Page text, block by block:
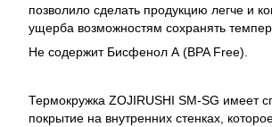
позволило сделать продукцию легче и
ущерба возможностям сохранять
Не содержит Бисфенол А (BPA Free).
Термокружка ZOJIRUSHI SM-SG имеет
покрытие на внутренних стенках,